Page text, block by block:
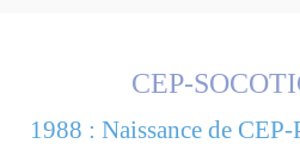
CEP-
1988 : Naissance de